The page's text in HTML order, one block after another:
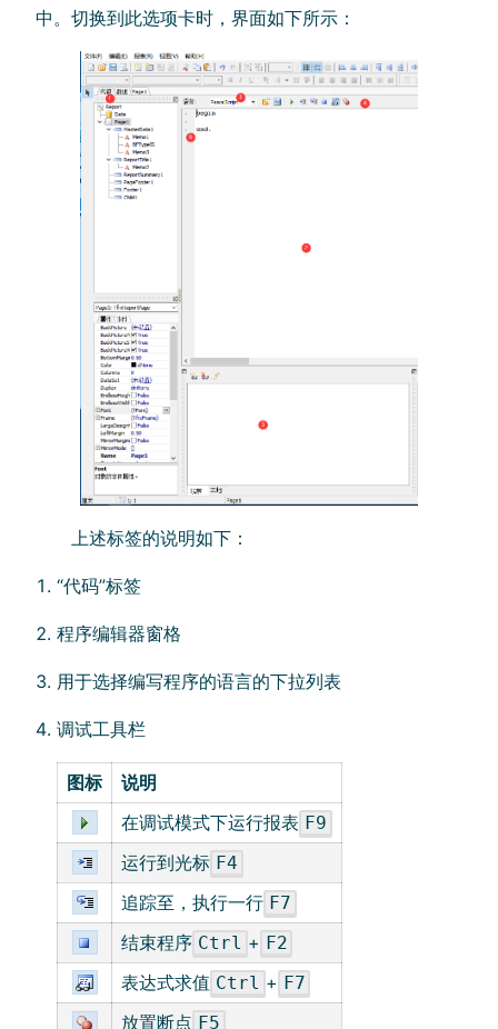
中。切换到此选项卡时，界面如下所示：
上述标签的说明如下：
“代码”标签
程序编辑器窗格
用于选择编写程序的语言的下拉列表
调试工具栏
图标
说明
在调试模式下运行报表 F9
运行到光标 F4
追踪至，执行一行 F7
结束程序 Ctrl + F2
表达式求值 Ctrl + F7
放置断点 F5